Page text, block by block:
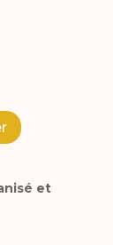
t et